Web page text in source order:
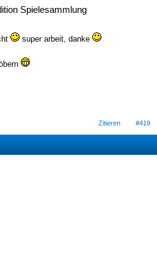
Spielesammlung
super arbeit, danke
Zitieren #419